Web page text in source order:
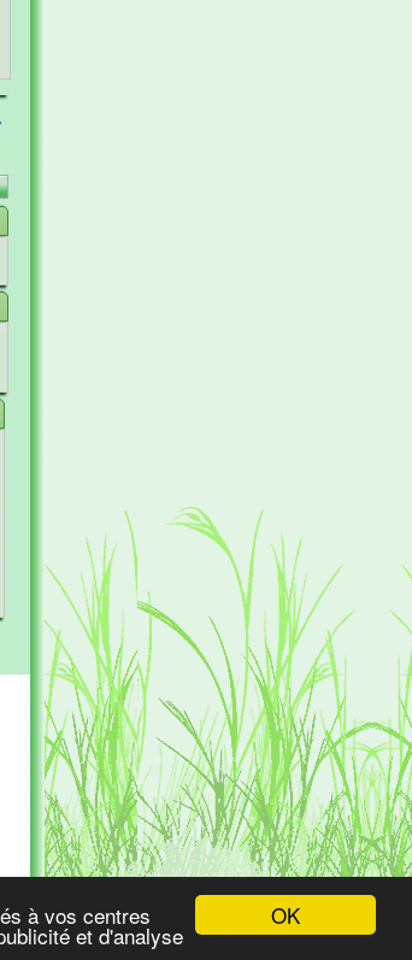
OK
à vos centres
et d'analyse